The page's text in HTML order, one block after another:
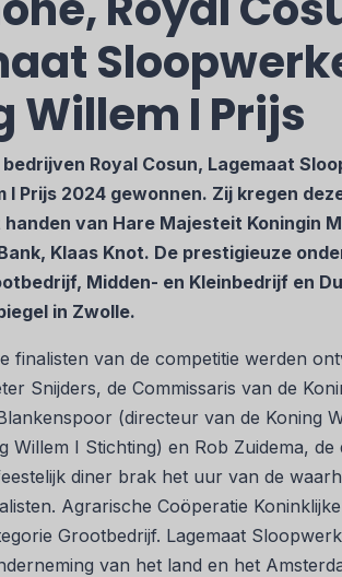
Willem I Prijs
Royal Cosun, Lagemaat
I Prijs 2024 gewonnen. Zij kregen
van Hare Majesteit Koningin
Klaas Knot. De prestigieuze
Midden- en Kleinbedrijf en
in Zwolle.
finalisten van de competitie werden
Snijders, de Commissaris van de
(directeur van de Koning
Willem I Stichting) en Rob Zuidema,
diner brak het uur van de
Agrarische Coöperatie
Grootbedrijf. Lagemaat
van het land en het